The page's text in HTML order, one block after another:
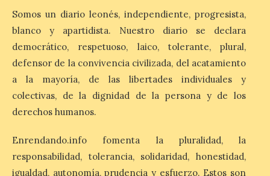
provincias con menos margen: apenas un
1% de los alojamientos siguen libres para
esas […]
El eclipse genera un boom
de reservas hoteleras y
precios desorbitados,
según SiteMinder
7 Ago 2026
Somos un diario leonés, independiente, progresista,
blanco y apartidista. Nuestro diario se declara
democrático, respetuoso, laico, tolerante, plural,
defensor de la convivencia civilizada, del acatamiento
a la mayoría, de las libertades individuales y
colectivas, de la dignidad de la persona y de los
derechos humanos.
Enrendando.info fomenta la pluralidad, la
responsabilidad, tolerancia, solidaridad, honestidad,
igualdad, autonomía, prudencia y esfuerzo. Estos son